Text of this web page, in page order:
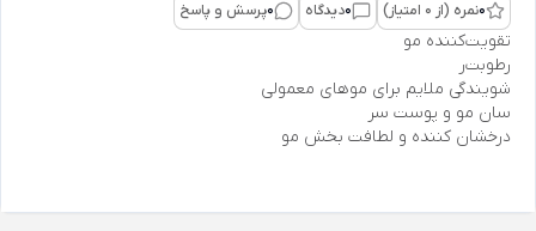
0نمره (از 0 امتیاز) 0دیدگاه 0پرسش و پاسخ
تقویت‌کننده مو
رطوبت‌ر
شویندگی ملایم برای موهای معمولی
سان مو و پوست سر
درخشان کننده و لطافت ‌بخش مو